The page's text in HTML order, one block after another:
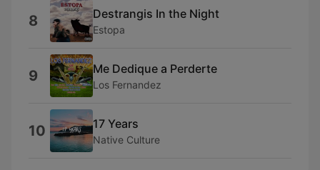
8 Destrangis In the Night
Estopa
9 Me Dedique a Perderte
Los Fernandez
10 17 Years
Native Culture